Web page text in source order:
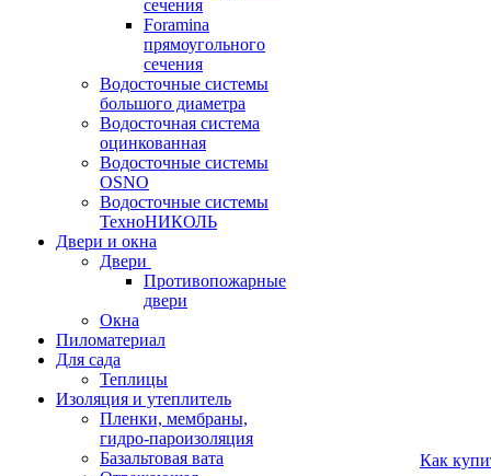
сечения
Foramina
прямоугольного
сечения
Водосточные системы
большого диаметра
Водосточная система
оцинкованная
Водосточные системы
OSNO
Водосточные системы
ТехноНИКОЛЬ
Двери и окна
Двери
Противопожарные
двери
Окна
Пиломатериал
Для сада
Теплицы
Изоляция и утеплитель
Пленки, мембраны,
гидро-пароизоляция
Базальтовая вата
Как